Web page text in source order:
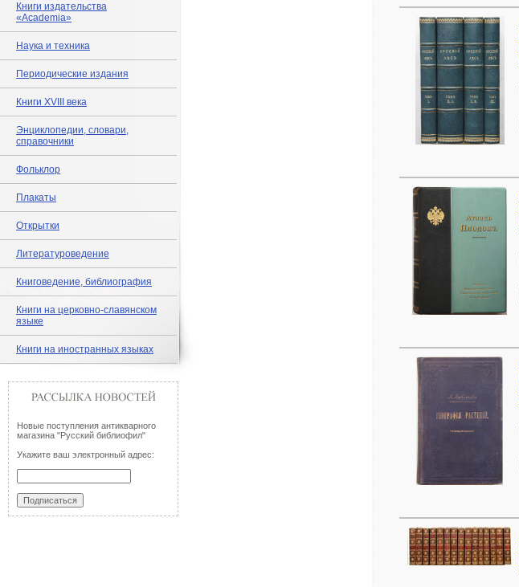
Книги издательства
«Academia»
Наука и техника
Периодические издания
Книги XVIII века
Энциклопедии, словари,
справочники
Фольклор
Плакаты
Открытки
Литературоведение
Книговедение, библиография
Книги на церковно-славянском
языке
Книги на иностранных языках
Новые поступления антикварного
магазина "Русский библиофил"
Укажите ваш электронный адрес: